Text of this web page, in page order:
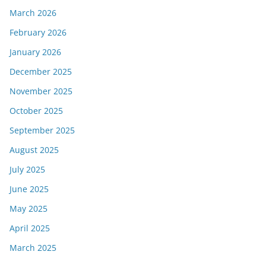
March 2026
February 2026
January 2026
December 2025
November 2025
October 2025
September 2025
August 2025
July 2025
June 2025
May 2025
April 2025
March 2025